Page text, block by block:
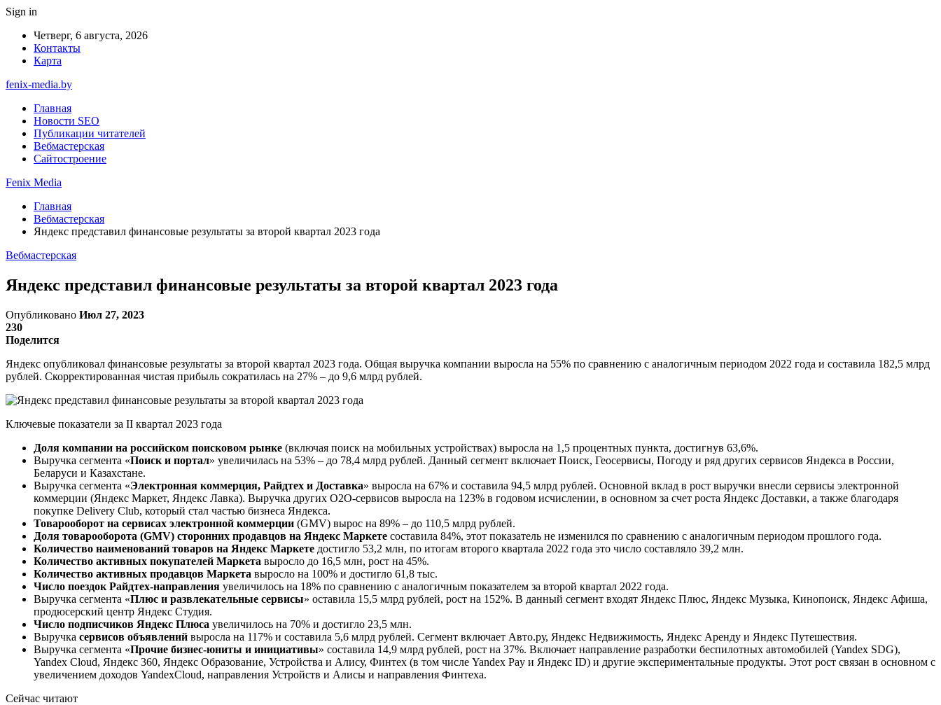
Sign in
Четверг, 6 августа, 2026
Контакты
Карта
fenix-media.by
Главная
Новости SEO
Публикации читателей
Вебмастерская
Сайтостроение
Fenix Media
Главная
Вебмастерская
Яндекс представил финансовые результаты за второй квартал 2023 года
Вебмастерская
Яндекс представил финансовые результаты за второй квартал 2023 года
Опубликовано Июл 27, 2023
230
Поделится
Яндекс опубликовал финансовые результаты за второй квартал 2023 года. Общая выручка компании выросла на 55% по сравнению с аналогичным периодом 2022 года и составила 182,5 млрд
рублей. Скорректированная чистая прибыль сократилась на 27% – до 9,6 млрд рублей.
Ключевые показатели за II квартал 2023 года
Доля компании на российском поисковом рынке (включая поиск на мобильных устройствах) выросла на 1,5 процентных пункта, достигнув 63,6%.
Выручка сегмента «Поиск и портал» увеличилась на 53% – до 78,4 млрд рублей. Данный сегмент включает Поиск, Геосервисы, Погоду и ряд других сервисов Яндекса в России,
Беларуси и Казахстане.
Выручка сегмента «Электронная коммерция, Райдтех и Доставка» выросла на 67% и составила 94,5 млрд рублей. Основной вклад в рост выручки внесли сервисы электронной
коммерции (Яндекс Маркет, Яндекс Лавка). Выручка других O2O-сервисов выросла на 123% в годовом исчислении, в основном за счет роста Яндекс Доставки, а также благодаря
покупке Delivery Club, который стал частью бизнеса Яндекса.
Товарооборот на сервисах электронной коммерции (GMV) вырос на 89% – до 110,5 млрд рублей.
Доля товарооборота (GMV) сторонних продавцов на Яндекс Маркете составила 84%, этот показатель не изменился по сравнению с аналогичным периодом прошлого года.
Количество наименований товаров на Яндекс Маркете достигло 53,2 млн, по итогам второго квартала 2022 года это число составляло 39,2 млн.
Количество активных покупателей Маркета выросло до 16,5 млн, рост на 45%.
Количество активных продавцов Маркета выросло на 100% и достигло 61,8 тыс.
Число поездок Райдтех-направления увеличилось на 18% по сравнению с аналогичным показателем за второй квартал 2022 года.
Выручка сегмента «Плюс и развлекательные сервисы» оставила 15,5 млрд рублей, рост на 152%. В данный сегмент входят Яндекс Плюс, Яндекс Музыка, Кинопоиск, Яндекс Афиша,
продюсерский центр Яндекс Студия.
Число подписчиков Яндекс Плюса увеличилось на 70% и достигло 23,5 млн.
Выручка сервисов объявлений выросла на 117% и составила 5,6 млрд рублей. Сегмент включает Авто.ру, Яндекс Недвижимость, Яндекс Аренду и Яндекс Путешествия.
Выручка сегмента «Прочие бизнес-юниты и инициативы» составила 14,9 млрд рублей, рост на 37%. Включает направление разработки беспилотных автомобилей (Yandex SDG),
Yandex Cloud, Яндекс 360, Яндекс Образование, Устройства и Алису, Финтех (в том числе Yandex Pay и Яндекс ID) и другие экспериментальные продукты. Этот рост связан в основном с
увеличением доходов YandexCloud, направления Устройств и Алисы и направления Финтеха.
Сейчас читают